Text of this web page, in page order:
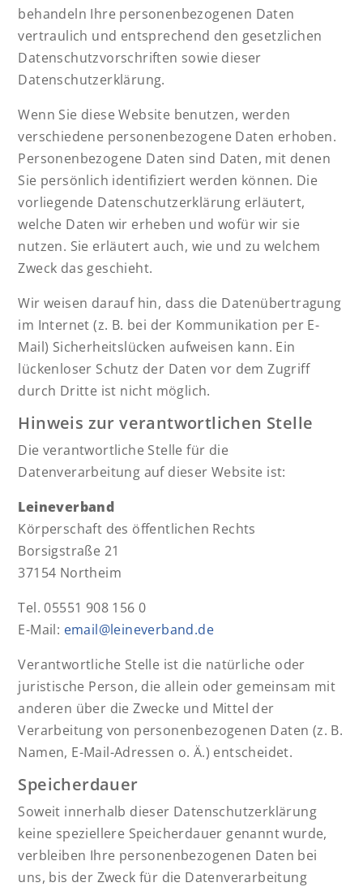
behandeln Ihre personenbezogenen Daten
vertraulich und entsprechend den gesetzlichen
Datenschutzvorschriften sowie dieser
Datenschutzerklärung.
Wenn Sie diese Website benutzen, werden
verschiedene personenbezogene Daten erhoben.
Personenbezogene Daten sind Daten, mit denen
Sie persönlich identifiziert werden können. Die
vorliegende Datenschutzerklärung erläutert,
welche Daten wir erheben und wofür wir sie
nutzen. Sie erläutert auch, wie und zu welchem
Zweck das geschieht.
Wir weisen darauf hin, dass die Datenübertragung
im Internet (z. B. bei der Kommunikation per E-
Mail) Sicherheitslücken aufweisen kann. Ein
lückenloser Schutz der Daten vor dem Zugriff
durch Dritte ist nicht möglich.
Hinweis zur verantwortlichen Stelle
Die verantwortliche Stelle für die
Datenverarbeitung auf dieser Website ist:
Leineverband
Körperschaft des öffentlichen Rechts
Borsigstraße 21
37154 Northeim
Tel. 05551 908 156 0
E-Mail: email@leineverband.de
Verantwortliche Stelle ist die natürliche oder
juristische Person, die allein oder gemeinsam mit
anderen über die Zwecke und Mittel der
Verarbeitung von personenbezogenen Daten (z. B.
Namen, E-Mail-Adressen o. Ä.) entscheidet.
Speicherdauer
Soweit innerhalb dieser Datenschutzerklärung
keine speziellere Speicherdauer genannt wurde,
verbleiben Ihre personenbezogenen Daten bei
uns, bis der Zweck für die Datenverarbeitung